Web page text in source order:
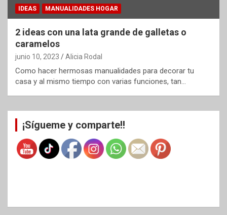
IDEAS MANUALIDADES HOGAR
2 ideas con una lata grande de galletas o
caramelos
junio 10, 2023 Alicia Rodal
Como hacer hermosas manualidades para decorar tu
casa y al mismo tiempo con varias funciones, tan…
¡Sígueme y comparte!!